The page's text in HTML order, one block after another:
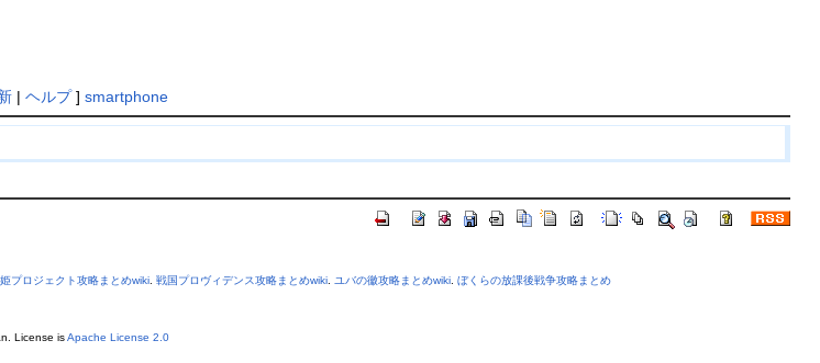
| ヘルプ] smartphone
プロジェクト攻略まとめwiki. 戦国プロヴィデンス攻略まとめwiki. ユバの徽攻略まとめwiki. ぼくらの放課後戦争攻略まとめ
License isApache License 2.0